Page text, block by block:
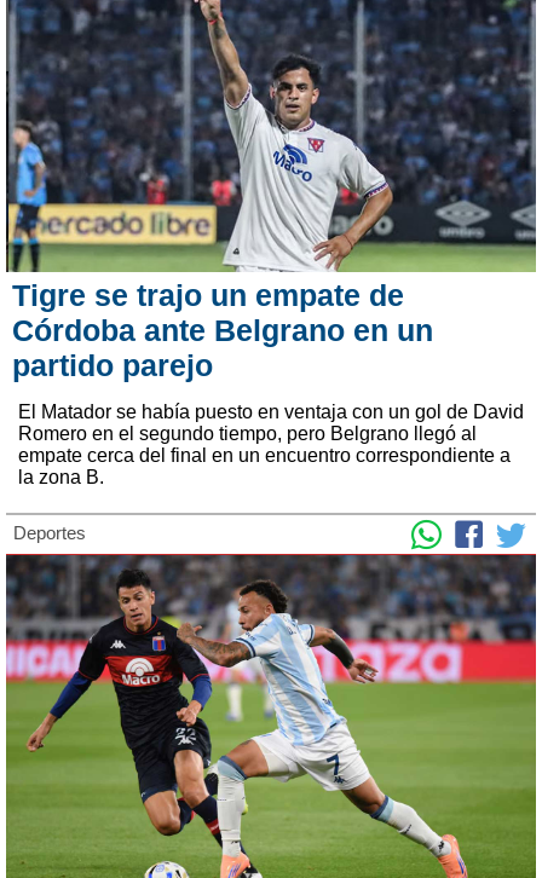
Tigre se trajo un empate de
Córdoba ante Belgrano en un
partido parejo
El Matador se había puesto en ventaja con un gol de David
Romero en el segundo tiempo, pero Belgrano llegó al
empate cerca del final en un encuentro correspondiente a
la zona B.
Deportes